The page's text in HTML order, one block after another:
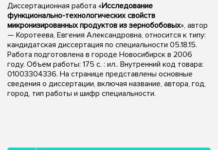
Диссертационная работа «Исследование
функционально-технологических свойств
микронизированных продуктов из зернобобовых», автор
— Коротеева, Евгения Александровна, относится к типу:
кандидатская диссертация по специальности 05.18.15.
Работа подготовлена в городе Новосибирск в 2006
году. Объем работы: 175 с. : ил.. Внутренний код товара:
01003304336. На странице представлены основные
сведения о диссертации, включая название, автора, год,
город, тип работы и шифр специальности.